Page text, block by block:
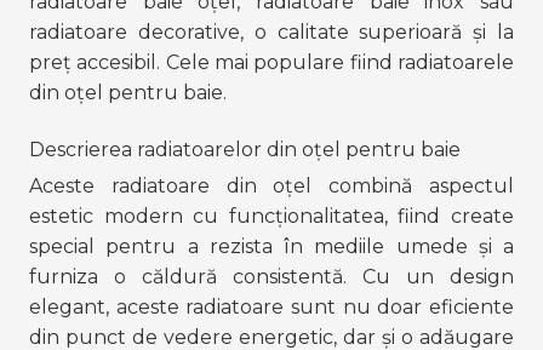
radiatoare decorative, o calitate superioară și la
preț accesibil. Cele mai populare fiind radiatoarele
din oțel pentru baie.
Descrierea radiatoarelor din oțel pentru baie
Aceste radiatoare din oțel combină aspectul
estetic modern cu funcționalitatea, fiind create
special pentru a rezista în mediile umede și a
furniza o căldură consistentă. Cu un design
elegant, aceste radiatoare sunt nu doar eficiente
din punct de vedere energetic, dar și o adăugare